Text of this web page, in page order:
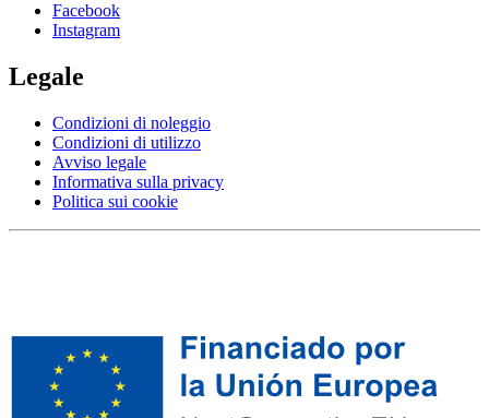
Facebook
Instagram
Legale
Condizioni di noleggio
Condizioni di utilizzo
Avviso legale
Informativa sulla privacy
Politica sui cookie